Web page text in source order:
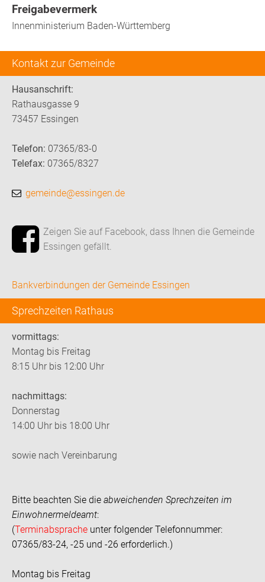
Kontakt zur Gemeinde
Hausanschrift:
Rathausgasse 9
73457 Essingen
Telefon: 07365/83-0
Telefax: 07365/8327
gemeinde@essingen.de
Zeigen Sie auf Facebook, dass Ihnen die Gemeinde
Essingen gefällt.
Bankverbindungen der Gemeinde Essingen
Sprechzeiten Rathaus
vormittags:
Montag bis Freitag
8:15 Uhr bis 12:00 Uhr
nachmittags:
Donnerstag
14:00 Uhr bis 18:00 Uhr
sowie nach Vereinbarung
Bitte beachten Sie die abweichenden Sprechzeiten im
Einwohnermeldeamt:
(Terminabsprache unter folgender Telefonnummer:
07365/83-24, -25 und -26 erforderlich.)
Montag bis Freitag
Freigabevermerk
Innenministerium Baden-Württemberg